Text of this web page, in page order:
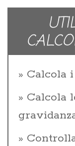
Calcola
Calcola